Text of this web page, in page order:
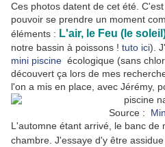
Ces photos datent de cet été.
pouvoir se prendre un moment
éléments : L'air, le Feu (le
notre bassin à poissons ! tuto ici).
mini piscine écologique (sans
découvert ça lors de mes
l'on a mis en place, avec Jérémy,
Source :
L'automne étant arrivé, le banc de
chambre. J'essaye d'y être assidue